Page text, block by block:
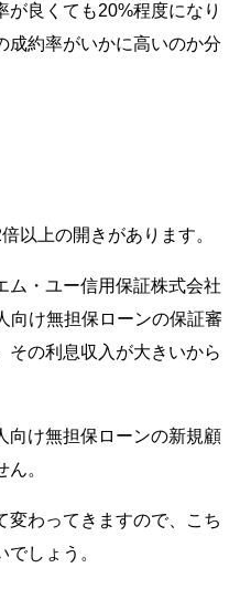
良くても20%程度になり
成約率がいかに高いのか分
以上の開きがあります。
ム・ユー信用保証株式会社
向け無担保ローンの保証審
その利息収入が大きいから
向け無担保ローンの新規顧
。
変わってきますので、こち
しょう。